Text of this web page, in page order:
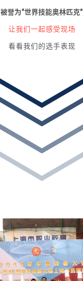
被誉为“世界技能奥林匹克”
让我们一起感受现场
看看我们的选手表现